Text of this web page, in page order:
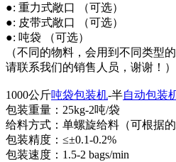
●: 重力式敞口 （可选）
●: 皮带式敞口 （可选）
●: 吨袋 （可选）
（不同的物料，会用到不同类型
请联系我们的销售人员，谢谢！）
1000公斤吨袋包装机-半自动包装
包装重量：25kg-2吨/袋
给料方式：单螺旋给料（可根据的
包装精度：≤±0.1-0.2%
包装速度：1.5-2 bags/min